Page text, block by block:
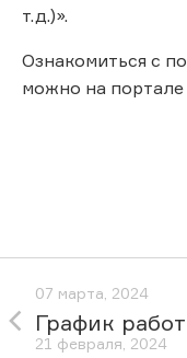
т.д.)».
Ознакомиться с
можно на портале
07 марта, 2024
График
21 февраля, 2024